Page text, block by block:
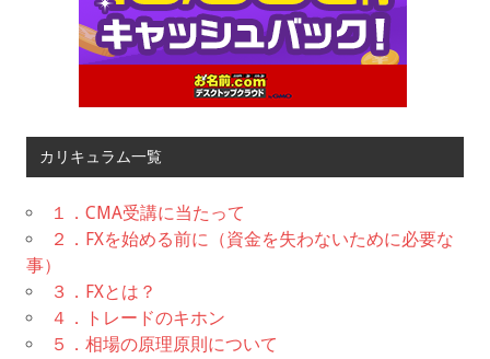
カリキュラム一覧
１．CMA受講に当たって
２．FXを始める前に（資金を失わないために必要な
事）
３．FXとは？
４．トレードのキホン
５．相場の原理原則について